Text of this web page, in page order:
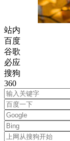
站内
百度
谷歌
必应
搜狗
360